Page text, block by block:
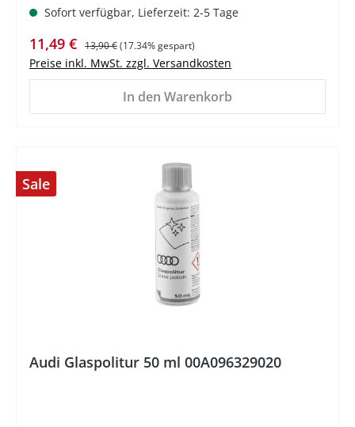
Sofort verfügbar, Lieferzeit: 2-5 Tage
Verkaufspreis:
11,49 € Regulärer Preis:
13,90 €(17.34% gespart)
Preise inkl. MwSt. zzgl. Versandkosten
In den Warenkorb
Sale
Audi Glaspolitur 50 ml 00A096329020